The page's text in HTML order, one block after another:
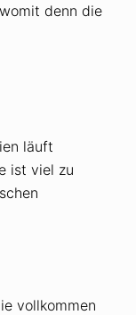
denn die
läuft
ist viel zu
vollkommen